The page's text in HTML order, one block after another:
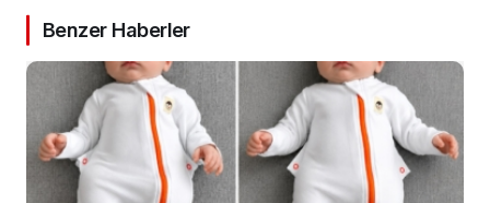
Benzer Haberler